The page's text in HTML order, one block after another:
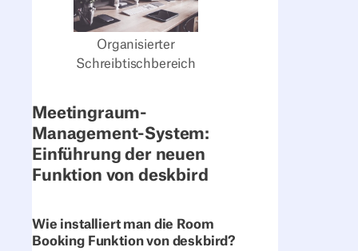
Organisierter
Schreibtischbereich
Meetingraum-
Management-System:
Einführung der neuen
Funktion von deskbird
Wie installiert man die Room
Booking Funktion von deskbird?